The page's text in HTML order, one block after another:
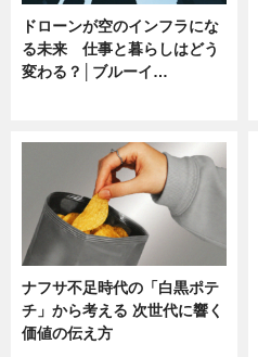
ドローンが空のインフラにな
る未来 仕事と暮らしはどう
変わる？│ブルーイ…
ナフサ不足時代の「白黒ポテ
チ」から考える 次世代に響く
価値の伝え方